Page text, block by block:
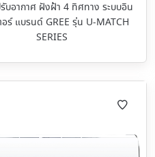
บอากาศ ฝังฝ้า 4 ทิศทาง ระบบอิน
อร์ แบรนด์ GREE รุ่น U-MATCH
SERIES